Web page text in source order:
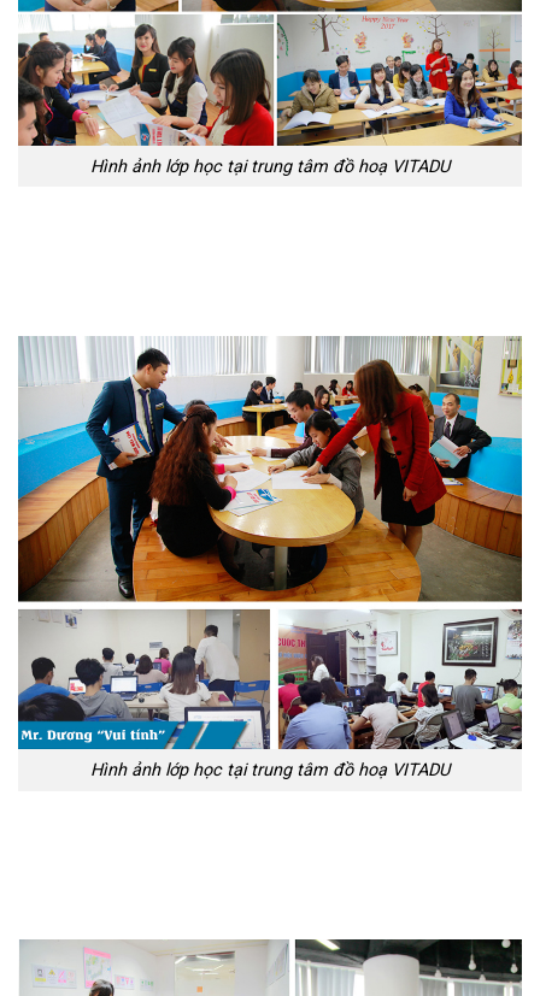
Hình ảnh lớp học tại trung tâm đồ hoạ VITADU
Hình ảnh lớp học tại trung tâm đồ hoạ VITADU